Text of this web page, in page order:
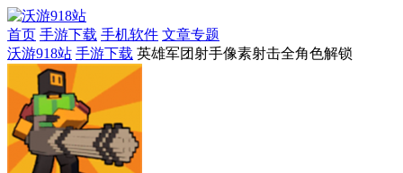
首页 手游下载 手机软件 文章专题
沃游918站 手游下载 英雄军团射手像素射击全角色解锁